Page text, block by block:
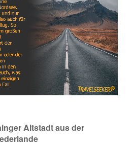
Altstadt aus der